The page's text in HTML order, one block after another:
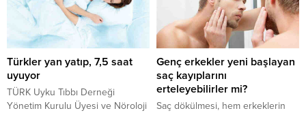
Türkler yan yatıp, 7,5 saat
uyuyor
TÜRK Uyku Tıbbı Derneği
Yönetim Kurulu Üyesi ve Nöroloji
Genç erkekler yeni başlayan
saç kayıplarını
erteleyebilirler mi?
Saç dökülmesi, hem erkeklerin